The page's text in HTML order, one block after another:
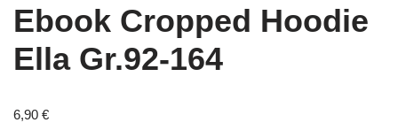
Ebook Cropped Hoodie
Ella Gr.92-164
6,90 €